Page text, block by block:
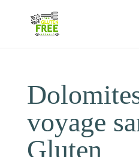
voyage
Gluten